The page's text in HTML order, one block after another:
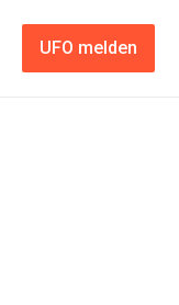
UFO melden